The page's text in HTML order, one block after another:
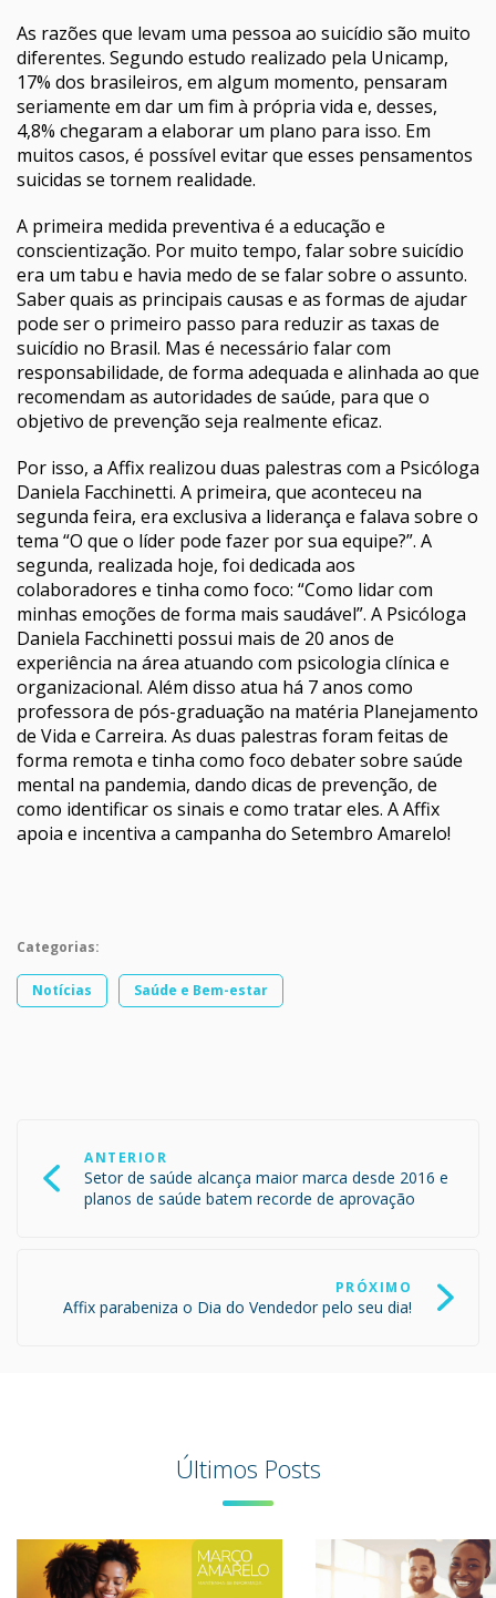
As razões que levam uma pessoa ao suicídio são muito
diferentes. Segundo estudo realizado pela Unicamp,
17% dos brasileiros, em algum momento, pensaram
seriamente em dar um fim à própria vida e, desses,
4,8% chegaram a elaborar um plano para isso. Em
muitos casos, é possível evitar que esses pensamentos
suicidas se tornem realidade.
A primeira medida preventiva é a educação e
conscientização. Por muito tempo, falar sobre suicídio
era um tabu e havia medo de se falar sobre o assunto.
Saber quais as principais causas e as formas de ajudar
pode ser o primeiro passo para reduzir as taxas de
suicídio no Brasil. Mas é necessário falar com
responsabilidade, de forma adequada e alinhada ao que
recomendam as autoridades de saúde, para que o
objetivo de prevenção seja realmente eficaz.
Por isso, a Affix realizou duas palestras com a Psicóloga
Daniela Facchinetti. A primeira, que aconteceu na
segunda feira, era exclusiva a liderança e falava sobre o
tema “O que o líder pode fazer por sua equipe?”. A
segunda, realizada hoje, foi dedicada aos
colaboradores e tinha como foco: “Como lidar com
minhas emoções de forma mais saudável”. A Psicóloga
Daniela Facchinetti possui mais de 20 anos de
experiência na área atuando com psicologia clínica e
organizacional. Além disso atua há 7 anos como
professora de pós-graduação na matéria Planejamento
de Vida e Carreira. As duas palestras foram feitas de
forma remota e tinha como foco debater sobre saúde
mental na pandemia, dando dicas de prevenção, de
como identificar os sinais e como tratar eles. A Affix
apoia e incentiva a campanha do Setembro Amarelo!
Categorias:
Notícias Saúde e Bem-estar
Post ANTERIOR
Setor de saúde alcança maior marca desde 2016 e
planos de saúde batem recorde de aprovação
PRÓXIMO
Affix parabeniza o Dia do Vendedor pelo seu dia!
Últimos Posts